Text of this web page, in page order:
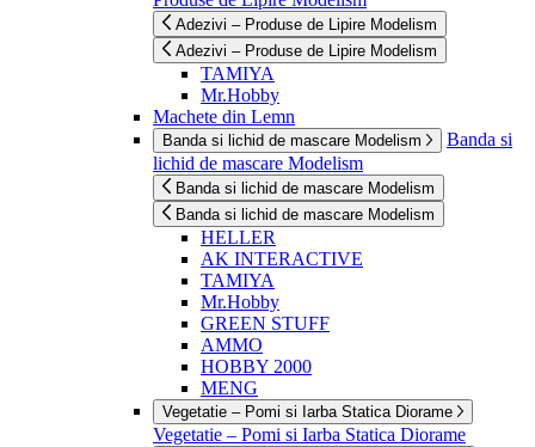
Adezivi – Produse de Lipire Modelism
Adezivi – Produse de Lipire Modelism
TAMIYA
Mr.Hobby
Machete din Lemn
Banda si lichid de mascare Modelism
Banda si
lichid de mascare Modelism
Banda si lichid de mascare Modelism
Banda si lichid de mascare Modelism
HELLER
AK INTERACTIVE
TAMIYA
Mr.Hobby
GREEN STUFF
AMMO
HOBBY 2000
MENG
Vegetatie – Pomi si Iarba Statica Diorame
Vegetatie – Pomi si Iarba Statica Diorame